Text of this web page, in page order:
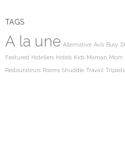
TAGS
A la une Alternative Avis Busy
Featured Hoteliers Hotels Kids Maman Mom
Restaurateurs Rooms Shuddle Travail